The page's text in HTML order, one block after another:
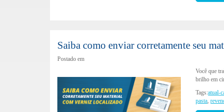
Saiba como enviar corretamente seu
Postado em
Você que
brilho em
Tags:atual-
pasta,